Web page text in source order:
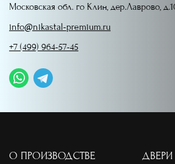
Московская обл. го Клин, дер.Лаврово,
info@nikastal-premium.ru
+7 (499) 964-57-45
О ПРОИЗВОДСТВЕ